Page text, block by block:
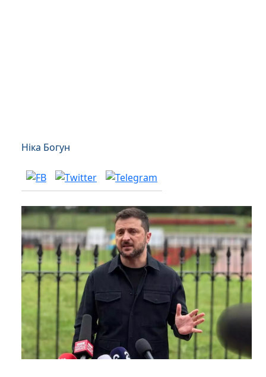
Ніка Богун